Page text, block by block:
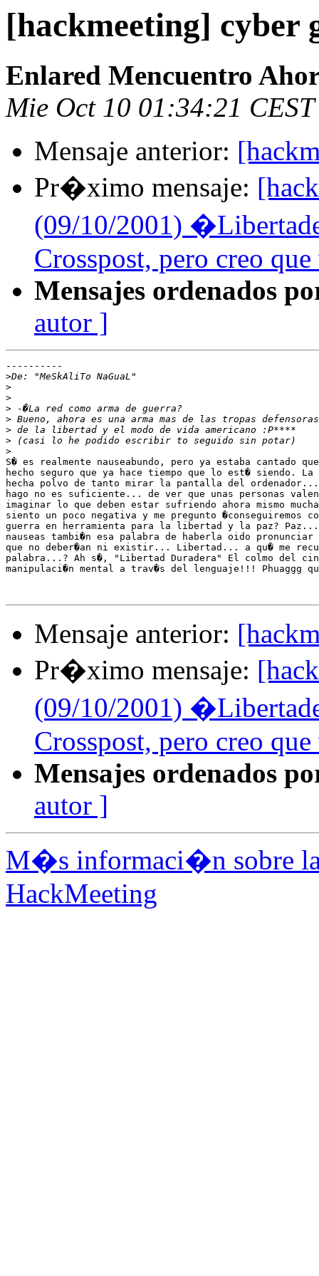
[hackmeeting] cyber
Enlared Mencuentro
Mie Oct 10 01:34:21
Mensaje anterior:
Pr�ximo mensaje:
(09/10/2001)
Crosspost, pero creo
Mensajes ordenados
autor ]
----------
>
>
>
>
>
>
>
>
S� es realmente nauseabundo, pero ya estaba cantado
hecho seguro que ya hace tiempo que lo est� siendo. La
hecha polvo de tanto mirar la pantalla del
hago no es suficiente... de ver que unas personas
imaginar lo que deben estar sufriendo ahora mismo
siento un poco negativa y me pregunto �conseguiremos
guerra en herramienta para la libertad y la paz? Paz...
nauseas tambi�n esa palabra de haberla oido pronunciar
que no deber�an ni existir... Libertad... a qu� me
palabra...? Ah s�, "Libertad Duradera" El colmo del
manipulaci�n mental a trav�s del lenguaje!!! Phuaggg
Mensaje anterior:
Pr�ximo mensaje:
(09/10/2001)
Crosspost, pero creo
Mensajes ordenados
autor ]
M�s informaci�n sobre
HackMeeting